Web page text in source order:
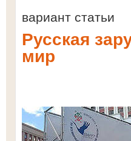
вариант статьи
Русская
мир